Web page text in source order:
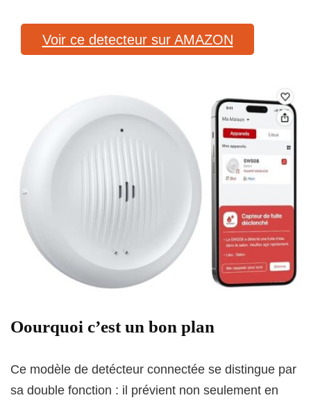
Voir ce detecteur sur AMAZON
Oourquoi c’est un bon plan
Ce modèle de detécteur connectée se distingue par
sa double fonction : il prévient non seulement en